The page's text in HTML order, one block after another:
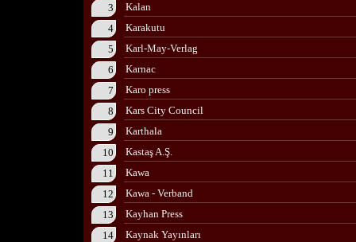
3
Kalan
4
Karakutu
5
Karl-May-Verlag
6
Karnac
7
Karo press
8
Kars City Council
9
Karthala
10
Kastaş A.Ş.
11
Kawa
12
Kawa - Verband
13
Kayhan Press
14
Kaynak Yayınları